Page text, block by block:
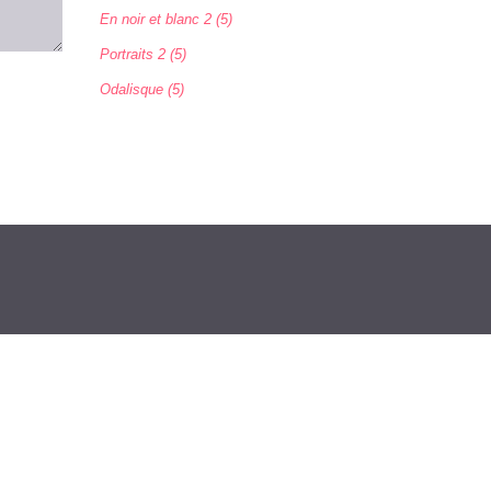
En noir et blanc 2 (5)
Portraits 2 (5)
Odalisque (5)